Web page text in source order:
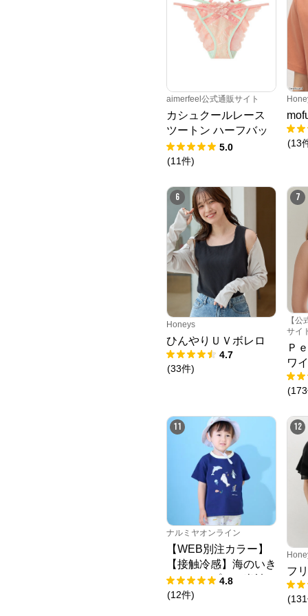
aimerfeel公式通販サイト
カシュクールレース
ツートン ハーフバッ
クショーツ5.0
(11件)
(13
6
Honeys
ひんやりＵＶボレロ
4.7
(33件)
7
【
サイ
Ｐ
ワ
(173
11
ナルミヤオンライン
【WEB別注カラー】
【接触冷感】海のいき
ものアップリケ半袖T
シャツ
4.8
(12件)
12
フ
(131